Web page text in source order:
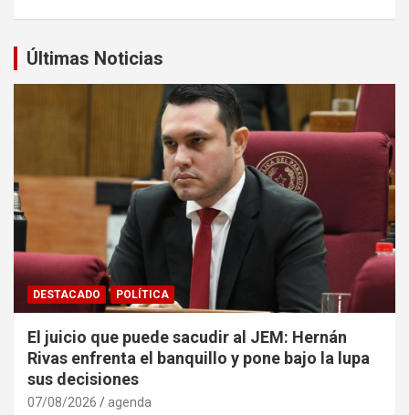
Últimas Noticias
DESTACADO POLÍTICA
El juicio que puede sacudir al JEM: Hernán
Rivas enfrenta el banquillo y pone bajo la lupa
sus decisiones
07/08/2026 agenda